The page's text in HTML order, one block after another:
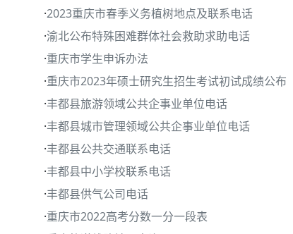
·2023重庆市春季义务植树地点及联系电话
·渝北公布特殊困难群体社会救助求助电话
·重庆市学生申诉办法
·重庆市2023年硕士研究生招生考试初试成绩公布
·丰都县旅游领域公共企事业单位电话
·丰都县城市管理领域公共企事业单位电话
·丰都县公共交通联系电话
·丰都县中小学校联系电话
·丰都县供气公司电话
·重庆市2022高考分数一分一段表